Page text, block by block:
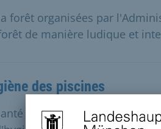
forêt organisées par
de manière ludique et
des piscines
surveille la qualité de